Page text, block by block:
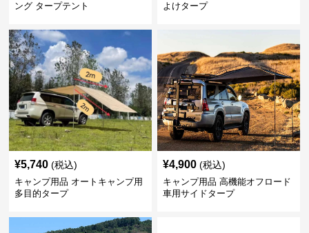
ング タープテント
よけタープ
¥5,740 (税込)
キャンプ用品 オートキャンプ用
多目的タープ
¥4,900 (税込)
キャンプ用品 高機能オフロード
車用サイドタープ